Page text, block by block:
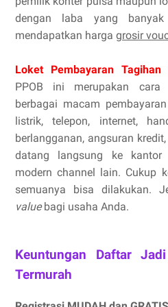
dengan laba yang
mendapatkan harga grosir
Loket Pembayaran Tagihan
PPOB ini merupakan cara
berbagai macam
listrik, telepon, internet,
berlangganan, angsuran
datang langsung ke kantor
modern channel lain. Cukup
semuanya bisa dilakukan.
valuebagi usaha Anda.
Keuntungan Daftar
Termurah